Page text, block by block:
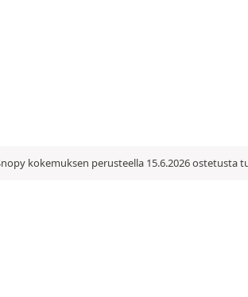
kokemuksen perusteella 15.6.2026 ostetusta